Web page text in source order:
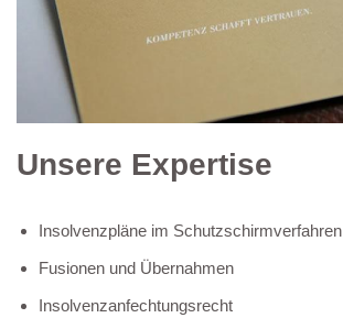
Unsere Expertise
Insolvenzpläne im Schutzschirmverfahren
Fusionen und Übernahmen
Insolvenzanfechtungsrecht